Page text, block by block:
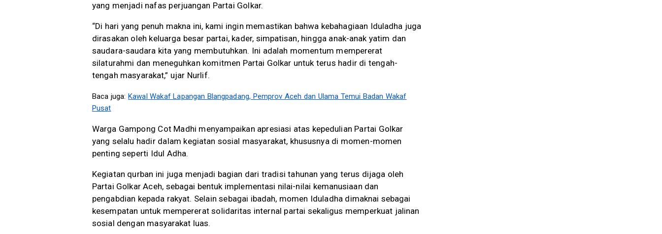
yang menjadi nafas perjuangan Partai Golkar.
“Di hari yang penuh makna ini, kami ingin memastikan bahwa kebahagiaan Iduladha juga
dirasakan oleh keluarga besar partai, kader, simpatisan, hingga anak-anak yatim dan
saudara-saudara kita yang membutuhkan. Ini adalah momentum mempererat
silaturahmi dan meneguhkan komitmen Partai Golkar untuk terus hadir di tengah-
tengah masyarakat,” ujar Nurlif.
Baca juga: Kawal Wakaf Lapangan Blangpadang, Pemprov Aceh dan Ulama Temui Badan Wakaf
Pusat
Warga Gampong Cot Madhi menyampaikan apresiasi atas kepedulian Partai Golkar
yang selalu hadir dalam kegiatan sosial masyarakat, khususnya di momen-momen
penting seperti Idul Adha.
Kegiatan qurban ini juga menjadi bagian dari tradisi tahunan yang terus dijaga oleh
Partai Golkar Aceh, sebagai bentuk implementasi nilai-nilai kemanusiaan dan
pengabdian kepada rakyat. Selain sebagai ibadah, momen Iduladha dimaknai sebagai
kesempatan untuk mempererat solidaritas internal partai sekaligus memperkuat jalinan
sosial dengan masyarakat luas.